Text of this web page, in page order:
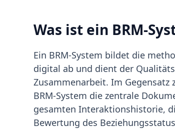
Was ist ein BRM-
Ein BRM-System bildet die
digital ab und dient der
Zusammenarbeit. Im
BRM-System die zentrale
gesamten Interaktionshistorie,
Bewertung des